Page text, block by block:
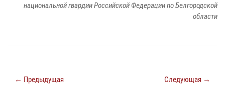
национальной гвардии Российской Федерации по Белгородской
области
← Предыдущая Следующая →